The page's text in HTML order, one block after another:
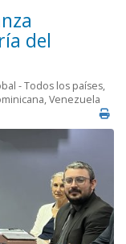
del
- Todos los países,
,Venezuela